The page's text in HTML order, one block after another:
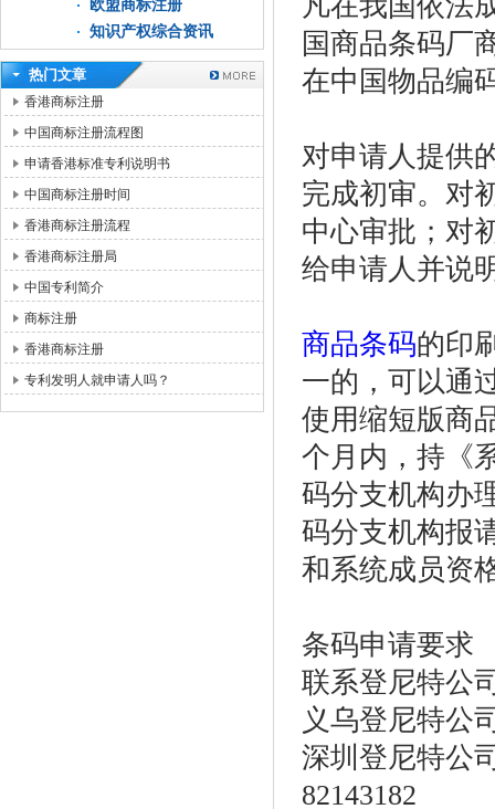
欧盟商标注册
知识产权综合资讯
热门文章
香港商标注册
中国商标注册流程图
申请香港标准专利说明书
中国商标注册时间
香港商标注册流程
香港商标注册局
中国专利简介
商标注册
香港商标注册
专利发明人就申请人吗？
国商品条码厂
在中国物品编
对申请人提供
完成初审。对
中心审批；对
给申请人并说
商品条码的印
一的，可以通
使用缩短版商
个月内，持《
码分支机构办
码分支机构报
和系统成员资
条码申请要求
联系登尼特公
义乌登尼特公
深圳登尼特公
82143182